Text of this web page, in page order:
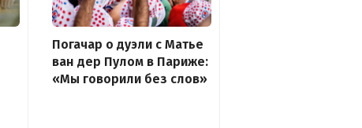
Погачар о дуэли с Матье
ван дер Пулом в Париже:
«Мы говорили без слов»